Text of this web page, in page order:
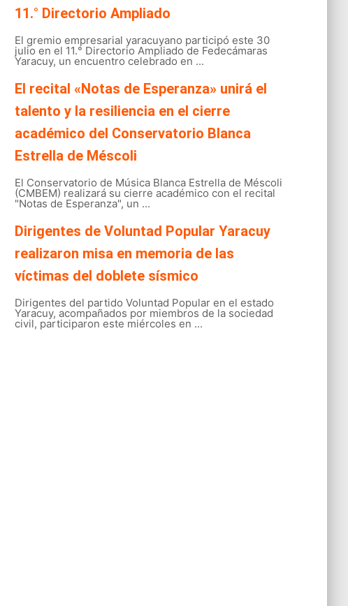
11.° Directorio Ampliado
El gremio empresarial yaracuyano participó este 30
julio en el 11.° Directorio Ampliado de Fedecámaras
Yaracuy, un encuentro celebrado en ...
El recital «Notas de Esperanza» unirá el
talento y la resiliencia en el cierre
académico del Conservatorio Blanca
Estrella de Méscoli
El Conservatorio de Música Blanca Estrella de Méscoli
(CMBEM) realizará su cierre académico con el recital
"Notas de Esperanza", un ...
Dirigentes de Voluntad Popular Yaracuy
realizaron misa en memoria de las
víctimas del doblete sísmico
Dirigentes del partido Voluntad Popular en el estado
Yaracuy, acompañados por miembros de la sociedad
civil, participaron este miércoles en ...